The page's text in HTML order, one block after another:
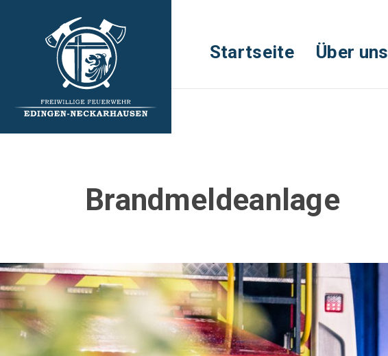
Startseite Über uns
Brandmeldeanlage